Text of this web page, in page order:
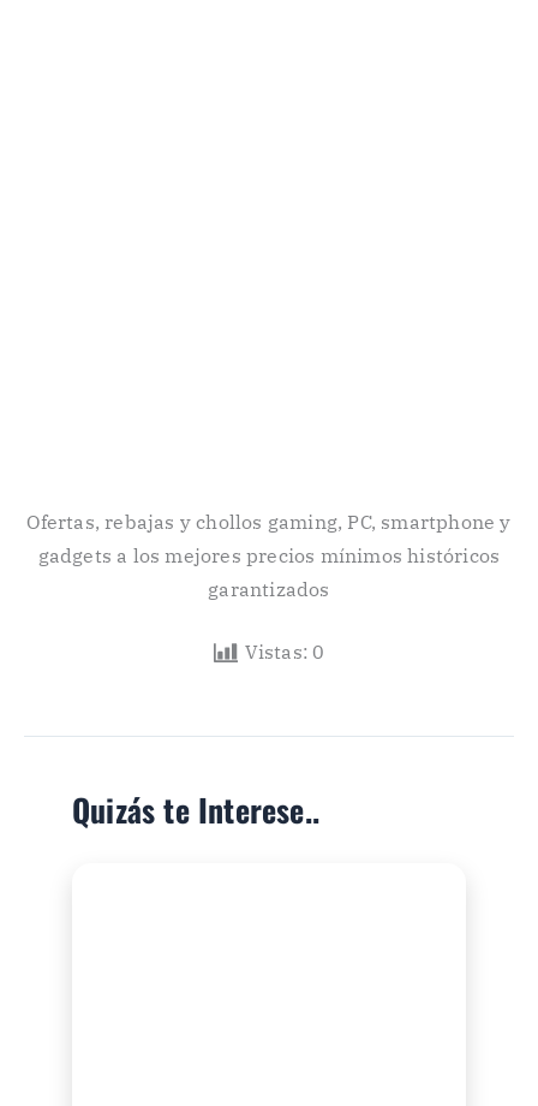
Ofertas, rebajas y chollos gaming, PC, smartphone y
gadgets a los mejores precios mínimos históricos
garantizados
Vistas: 0
Quizás te Interese..